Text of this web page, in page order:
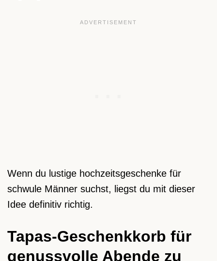
Wenn du lustige hochzeitsgeschenke für
schwule Männer suchst, liegst du mit dieser
Idee definitiv richtig.
Tapas-Geschenkkorb für
genussvolle Abende zu